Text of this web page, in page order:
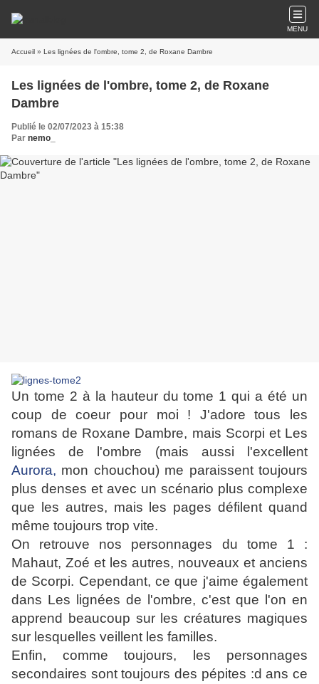
MENU
Accueil » Les lignées de l'ombre, tome 2, de Roxane Dambre
Les lignées de l'ombre, tome 2, de Roxane
Dambre
Publié le 02/07/2023 à 15:38
Par nemo_
Un tome 2 à la hauteur du tome 1 qui a été un
coup de coeur pour moi ! J'adore tous les
romans de Roxane Dambre, mais Scorpi et Les
lignées de l'ombre (mais aussi l'excellent
Aurora, mon chouchou) me paraissent toujours
plus denses et avec un scénario plus complexe
que les autres, mais les pages défilent quand
même toujours trop vite.
On retrouve nos personnages du tome 1 :
Mahaut, Zoé et les autres, nouveaux et anciens
de Scorpi. Cependant, ce que j'aime également
dans Les lignées de l'ombre, c'est que l'on en
apprend beaucoup sur les créatures magiques
sur lesquelles veillent les familles.
Enfin, comme toujours, les personnages
secondaires sont toujours des pépites :d ans ce